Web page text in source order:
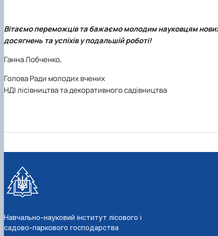
Вітаємо переможців та бажаємо молодим науковцям
досягнень та успіхів у подальшій роботі!
Ганна Лобченко,
Голова Ради молодих вчених
НДІ лісівництва та декоративного садівництва
Навчально-науковий інститут лісового і
садово-паркового господарства